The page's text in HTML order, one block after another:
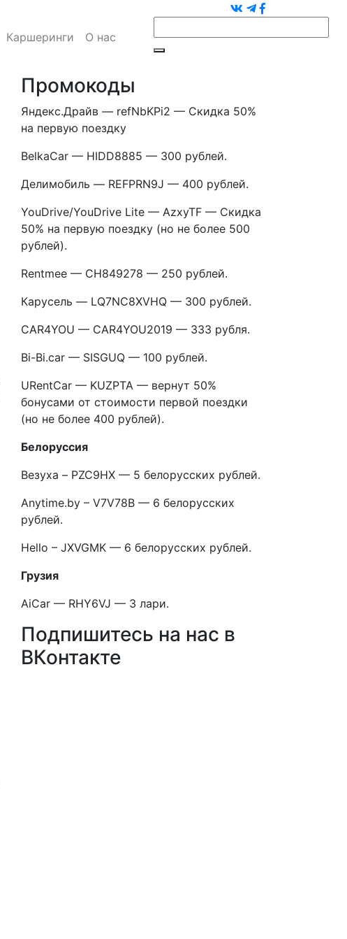
Каршеринги О нас
Промокоды
Яндекс.Драйв — refNbKPi2 — Скидка 50%
на первую поездку
BelkaCar — HIDD8885 — 300 рублей.
Делимобиль — REFPRN9J — 400 рублей.
YouDrive/YouDrive Lite — AzxyTF — Скидка
50% на первую поездку (но не более 500
рублей).
Rentmee — CH849278 — 250 рублей.
Карусель — LQ7NC8XVHQ — 300 рублей.
CAR4YOU — CAR4YOU2019 — 333 рубля.
Bi-Bi.car — SISGUQ — 100 рублей.
URentCar — KUZPTA — вернут 50%
бонусами от стоимости первой поездки
(но не более 400 рублей).
Белоруссия
Везуха – PZC9HX — 5 белорусских рублей.
Anytime.by – V7V78B — 6 белорусских
рублей.
Hello – JXVGMK — 6 белорусских рублей.
Грузия
AiCar — RHY6VJ — 3 лари.
Подпишитесь на нас в
ВКонтакте